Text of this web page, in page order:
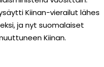
Kiinan-vierailut lähes
ja nyt suomalaiset
Kiinan.